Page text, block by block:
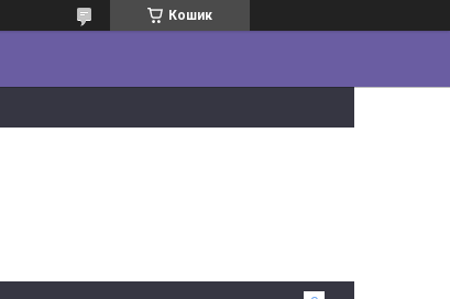
Кошик